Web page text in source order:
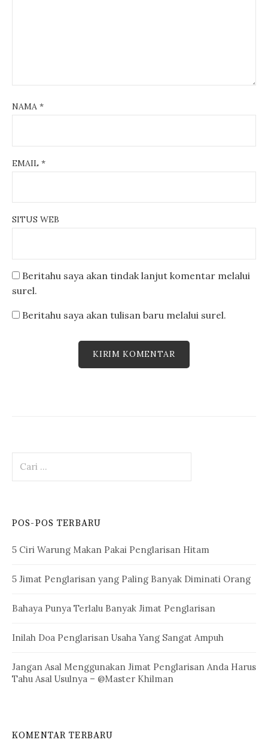
NAMA *
EMAIL *
SITUS WEB
Beritahu saya akan tindak lanjut komentar melalui
surel.
Beritahu saya akan tulisan baru melalui surel.
untuk:
POS-POS TERBARU
5 Ciri Warung Makan Pakai Penglarisan Hitam
5 Jimat Penglarisan yang Paling Banyak Diminati Orang
Bahaya Punya Terlalu Banyak Jimat Penglarisan
Inilah Doa Penglarisan Usaha Yang Sangat Ampuh
Jangan Asal Menggunakan Jimat Penglarisan Anda Harus
Tahu Asal Usulnya – @Master Khilman
KOMENTAR TERBARU